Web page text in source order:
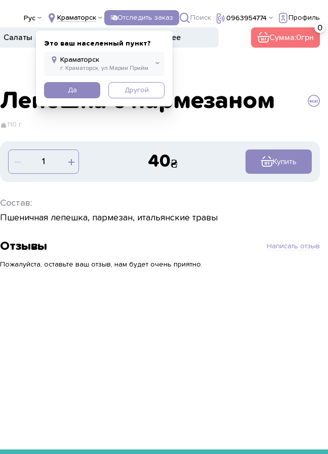
Рус Краматорск
Это ваш населенный пункт?
Да Другой
Отследить заказ Поиск 0963954774 Профиль
Салаты Прочее Сумма:0
Лепешка с пармезаном
110 г
40 Купить
Состав:
Пшеничная лепешка, пармезан, итальянские травы
Отзывы Написать отзыв
Пожалуйста, оставьте ваш отзыв, нам будет очень приятно.